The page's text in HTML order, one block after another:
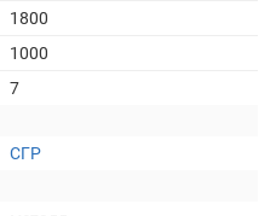
1800
1000
7
СГР